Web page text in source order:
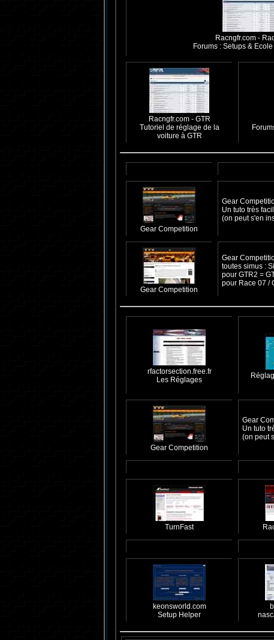
Racngfr.com -
Forums : Setups &
Racngfr.com - GTR
Tutoriel de réglage de la
voiture à GTR
Gear Competition
Gear
Un tuto très
(on peut s'en
Gear Competition
Gear
toutes simus :
pour GTR2 =
pour Race 07 /
rfactorsection.free.fr
Les Réglages
Gear Competition
Gear
Un tuto
(on peut
TurnFast
keonsworld.com
Setup Helper